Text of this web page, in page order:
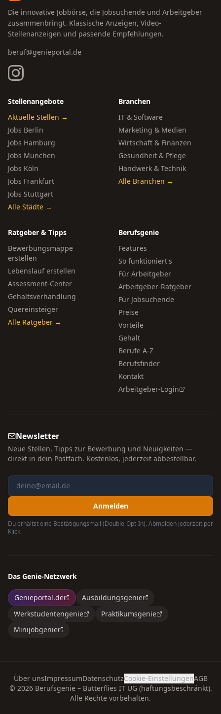
Die innovative Jobbörse, die Jobsuchende und Arbeitgeber
zusammenbringt. Klassische Anzeigen, Video-
Stellenanzeigen und passende Empfehlungen.
beruf@genieportal.de
Stellenangebote
Aktuelle Stellen →
Jobs Berlin
Jobs Hamburg
Jobs München
Jobs Köln
Jobs Frankfurt
Jobs Stuttgart
Alle Städte →
Branchen
IT & Software
Marketing & Medien
Wirtschaft & Finanzen
Gesundheit & Pflege
Handwerk & Technik
Alle Branchen →
Ratgeber & Tipps
Bewerbungsmappe
erstellen
Lebenslauf erstellen
Assessment-Center
Gehaltsverhandlung
Quereinsteiger
Alle Ratgeber →
Berufsgenie
Features
So funktioniert's
Für Arbeitgeber
Arbeitgeber-Ratgeber
Für Jobsuchende
Preise
Vorteile
Gehalt
Berufe A-Z
Berufsfinder
Kontakt
Arbeitgeber-Login
Newsletter
Neue Stellen, Tipps zur Bewerbung und Neuigkeiten —
direkt in dein Postfach. Kostenlos, jederzeit abbestellbar.
Anmelden
Du erhältst eine Bestätigungsmail (Double-Opt-In). Abmelden jederzeit per
Klick.
Das Genie-Netzwerk
Genieportal.de
Ausbildungsgenie
Werkstudentengenie
Praktikumsgenie
Minijobgenie
Über unsImpressumDatenschutzCookie-EinstellungenAGB
© 2026Berufsgenie – Butterflies IT UG (haftungsbeschränkt).
Alle Rechte vorbehalten.